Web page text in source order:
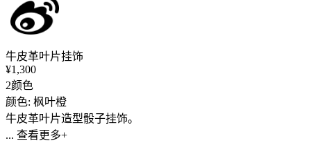
牛皮革叶片挂饰
¥1,300
2颜色
颜色: 枫叶橙
牛皮革叶片造型骰子挂饰。
... 查看更多+